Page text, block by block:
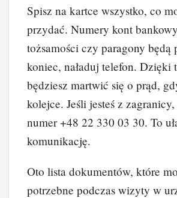
Spisz na kartce wszystko, co
przydać. Numery kont
tożsamości czy paragony będą
koniec, naładuj telefon. Dzięki
będziesz martwić się o prąd,
kolejce. Jeśli jesteś z
numer +48 22 330 03 30. To
komunikację.
Oto lista dokumentów, które
potrzebne podczas wizyty w